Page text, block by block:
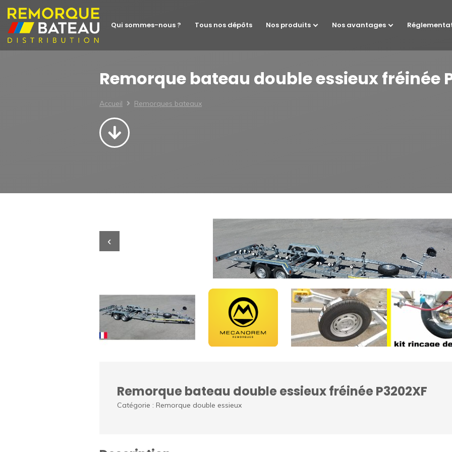
Qui sommes-nous ? Tous nos dépôts Nos produits Nos avantages
Remorque bateau double essieux fréinée
Accueil Remorques bateaux
‹
Remorque bateau double essieux fréinée P3202XF
Catégorie : Remorque double essieux